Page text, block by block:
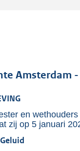
Amsterdam
en
zij op 5 januari